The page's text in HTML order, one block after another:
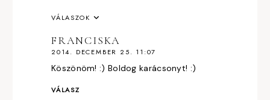
VÁLASZOK
FRANCISKA
2014. DECEMBER 25. 11:07
Köszönöm! :) Boldog karácsonyt! :)
VÁLASZ